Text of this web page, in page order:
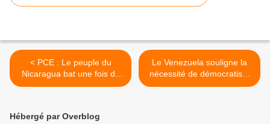
< PCE : Le peuple du
Nicaragua bat une fois de
plus l'impérialisme dans les
Le Venezuela souligne la
nécessité de démocratiser
la connaissance lors de la
Hébergé par Overblog